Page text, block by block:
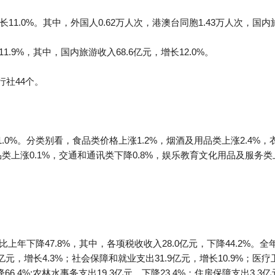
11.0%。其中，外国人0.62万人次，港澳台同胞1.43万人次，国内
，其中，国内旅游收入68.6亿元，增长12.0%。
44个。
。分类别看，食品类价格上涨1.2%，烟酒及用品类上涨2.4%，
上涨0.1%，交通和通讯类下降0.8%，娱乐教育文化用品及服务
上年下降47.8%，其中，各项税收收入28.0亿元，下降44.2%。全
元，增长4.3%；社会保障和就业支出31.9亿元，增长10.9%；医
农林水事务支出19.3亿元，下降23.4%；住房保障支出3.3亿